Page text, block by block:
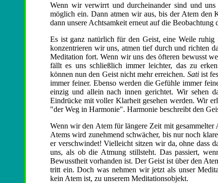
Wenn wir verwirrt und durcheinander sind und
möglich ein. Dann atmen wir aus, bis der Atem den
dann unsere Achtsamkeit erneut auf die
Es ist ganz natürlich für den Geist, eine Weile
konzentrieren wir uns, atmen tief durch und richten
Meditation fort. Wenn wir uns des öfteren bewusst
fällt es uns schließlich immer leichter, das zu
können nun den Geist nicht mehr erreichen. Satiist
immer feiner. Ebenso werden die Gefühle immer
einzig und allein nach innen gerichtet. Wir sehen
Eindrücke mit voller Klarheit gesehen werden. Wir
"der Weg in Harmonie". Harmonie beschreibt den
Wenn wir den Atem für längere Zeit mit
Atems wird zunehmend schwächer, bis nur noch
er verschwindet! Vielleicht sitzen wir da, ohne dass
uns, als ob die Atmung stillsteht. Das passiert,
Bewusstheit vorhanden ist. Der Geist ist über den
tritt ein. Doch was nehmen wir jetzt als unser
kein Atem ist, zu unserem Meditationsobjekt.